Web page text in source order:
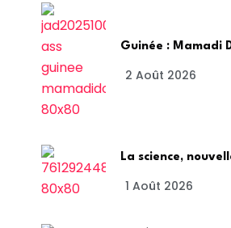
Guinée : Mamadi
2 Août 2026
La science,
1 Août 2026